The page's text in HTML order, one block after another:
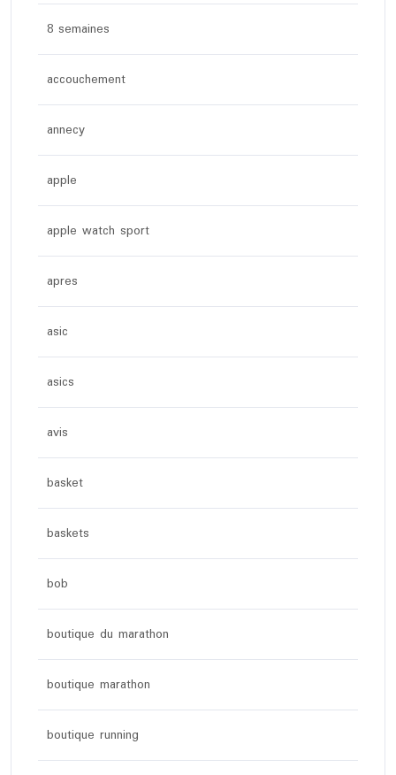
8 semaines
accouchement
annecy
apple
apple watch sport
apres
asic
asics
avis
basket
baskets
bob
boutique du marathon
boutique marathon
boutique running